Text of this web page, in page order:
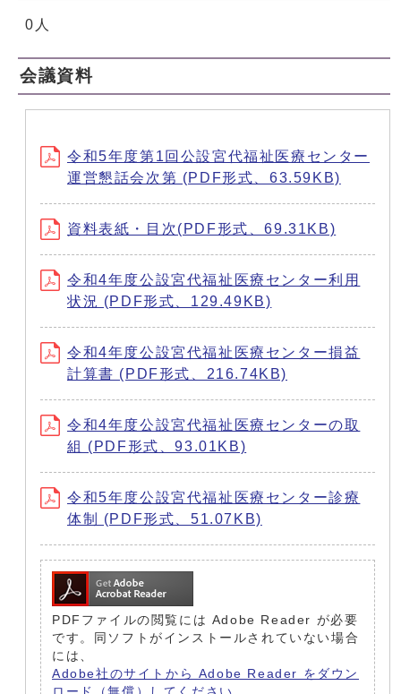
0人
会議資料
令和5年度第1回公設宮代福祉医療センター
運営懇話会次第 (PDF形式、63.59KB)
資料表紙・目次(PDF形式、69.31KB)
令和4年度公設宮代福祉医療センター利用
状況 (PDF形式、129.49KB)
令和4年度公設宮代福祉医療センター損益
計算書 (PDF形式、216.74KB)
令和4年度公設宮代福祉医療センターの取
組 (PDF形式、93.01KB)
令和5年度公設宮代福祉医療センター診療
体制 (PDF形式、51.07KB)
PDFファイルの閲覧には Adobe Reader が必要
です。同ソフトがインストールされていない場合
には、
Adobe社のサイトから Adobe Reader をダウン